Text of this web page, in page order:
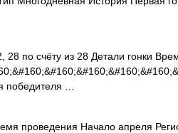
по счёту из 28 Детали гонки
победителя …
проведения Начало апреля